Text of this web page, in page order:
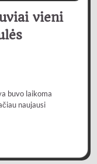
vieni
buvo laikoma
naujausi